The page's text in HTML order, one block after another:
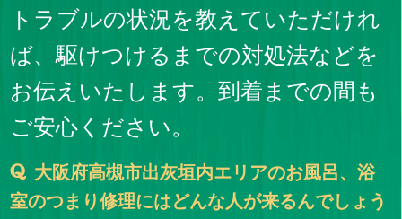
トラブルの状況を教えていただけれ
ば、駆けつけるまでの対処法などを
お伝えいたします。到着までの間も
ご安心ください。
大阪府高槻市出灰垣内エリアのお風呂、浴
室のつまり修理にはどんな人が来るんでしょう